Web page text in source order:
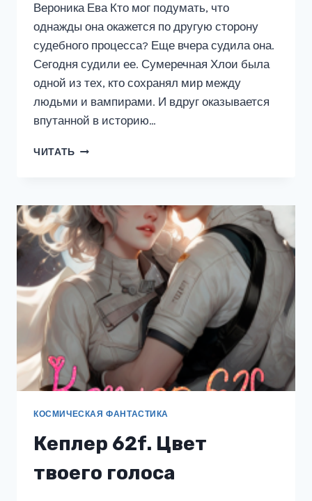
Вероника Ева Кто мог подумать, что
однажды она окажется по другую сторону
судебного процесса? Еще вчера судила она.
Сегодня судили ее. Сумеречная Хлои была
одной из тех, кто сохранял мир между
людьми и вампирами. И вдруг оказывается
впутанной в историю…
ЧИТАТЬ КРОВЬ
КОСМИЧЕСКАЯ ФАНТАСТИКА
Кеплер 62f. Цвет
твоего голоса